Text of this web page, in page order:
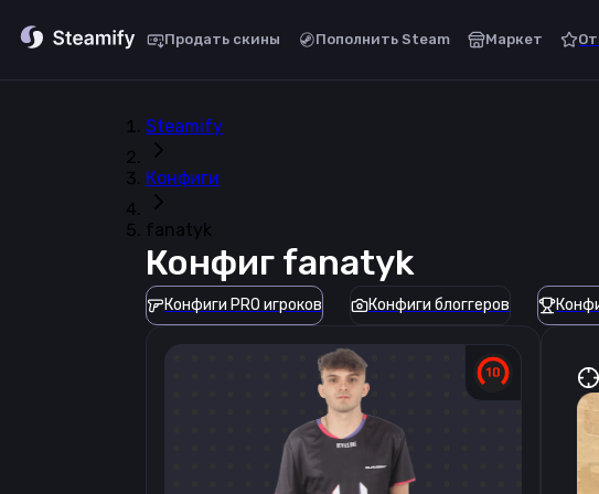
Продать скины Пополнить Steam Маркет
Steamify
Конфиги
fanatyk
Конфиг fanatyk
Конфиги PRO игроков Конфиги блоггеров